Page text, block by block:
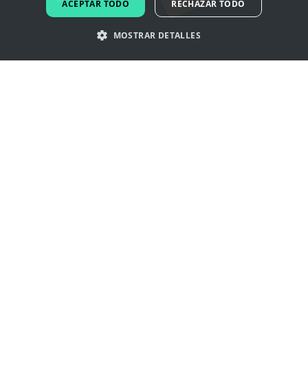
DUTCH
ACEPTAR TODO RECHAZAR TODO
MOSTRAR DETALLES